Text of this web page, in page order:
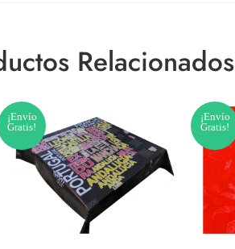
Relacionados
¡Envío
Gratis!
¡Envío
Gratis!